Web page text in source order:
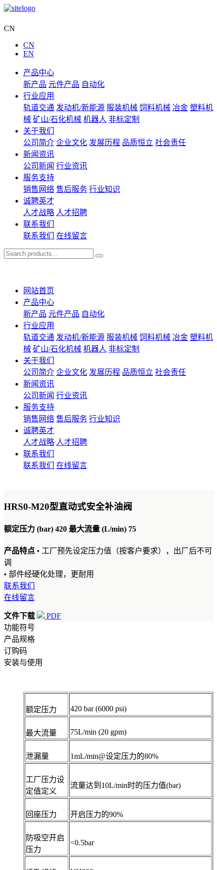
CN
CN
EN
产品中心
新产品 元件产品 自动化
行业应用
轨道交通 发动机/新能源 服装机械 饲料机械 冶金 塑料机
械 矿山/石化机械 机器人 非标定制
关于我们
公司简介 企业文化 发展历程 品质恒立 社会责任
新闻资讯
公司新闻 行业资讯
服务支持
销售网络 售后服务 行业知识
诚聘英才
人才战略 人才招聘
联系我们
联系我们
在线留言
网站首页
产品中心
新产品 元件产品 自动化
行业应用
轨道交通 发动机/新能源 服装机械 饲料机械 冶金 塑料机
械 矿山/石化机械 机器人 非标定制
关于我们
公司简介 企业文化 发展历程 品质恒立 社会责任
新闻资讯
公司新闻 行业资讯
服务支持
销售网络 售后服务 行业知识
诚聘英才
人才战略 人才招聘
联系我们
联系我们
在线留言
HRS0-M20型直动式安全补油阀
额定压力 (bar) 420 最大流量 (L/min) 75
产品特点 • 工厂预先设定压力值（按客户要求），出厂后不可
调
• 部件经硬化处理，更耐用
联系我们
在线留言
文件下载
PDF
功能符号
产品规格
订购码
安装与使用
额定压力 420 bar (6000 psi)
最大流量 75L/min (20 gpm)
泄漏量 1mL/min@设定压力的80%
工厂压力设
定值定义
流量达到10L/min时的压力值(bar)
回座压力 开启压力的90%
防吸空开启
压力
<0.5bar